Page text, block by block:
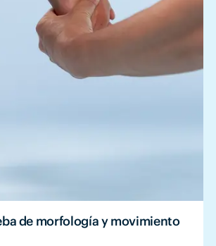
de morfología y movimiento